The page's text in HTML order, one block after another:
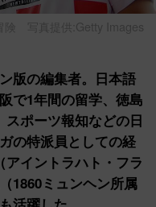
険 写真提供:Getty Images
版の編集者。日本語
で1年間の留学、徳島
ポーツ報知などの日
の特派員としての経
イントラハト・フラ
1860ミュンヘン所属